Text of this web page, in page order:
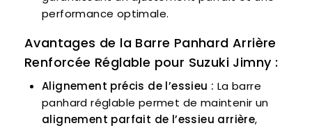
performance optimale.
Avantages de la Barre Panhard Arrière
Renforcée Réglable pour Suzuki Jimny :
Alignement précis de l’essieu : La barre
panhard réglable permet de maintenir un
alignement parfait de l’essieu arrière,